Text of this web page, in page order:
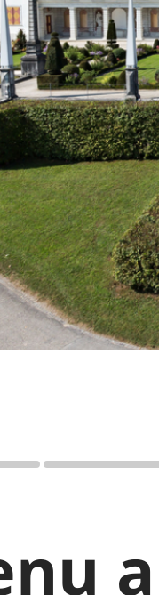
château
culture et